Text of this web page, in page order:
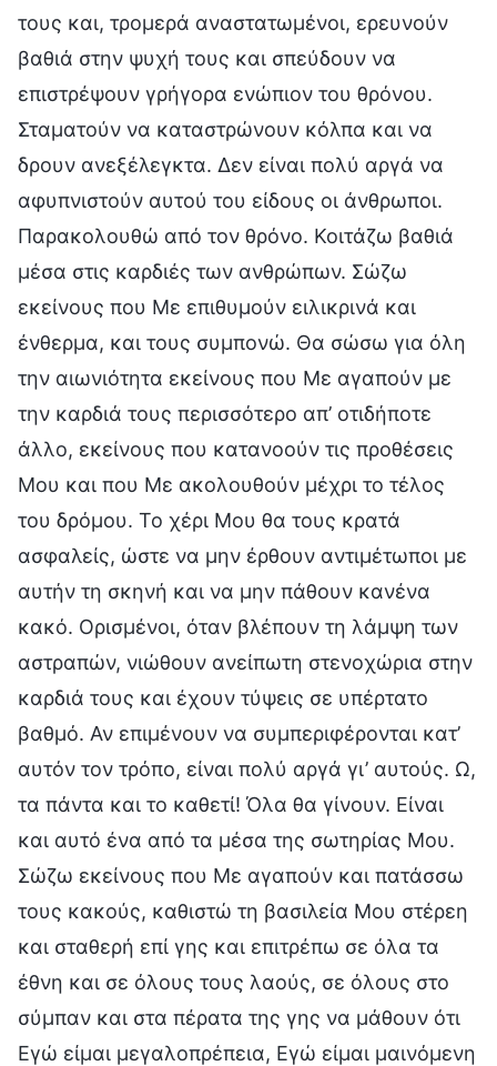
τους και, τρομερά αναστατωμένοι, ερευνούν
βαθιά στην ψυχή τους και σπεύδουν να
επιστρέψουν γρήγορα ενώπιον του θρόνου.
Σταματούν να καταστρώνουν κόλπα και να
δρουν ανεξέλεγκτα. Δεν είναι πολύ αργά να
αφυπνιστούν αυτού του είδους οι άνθρωποι.
Παρακολουθώ από τον θρόνο. Κοιτάζω βαθιά
μέσα στις καρδιές των ανθρώπων. Σώζω
εκείνους που Με επιθυμούν ειλικρινά και
ένθερμα, και τους συμπονώ. Θα σώσω για όλη
την αιωνιότητα εκείνους που Με αγαπούν με
την καρδιά τους περισσότερο απ’ οτιδήποτε
άλλο, εκείνους που κατανοούν τις προθέσεις
Μου και που Με ακολουθούν μέχρι το τέλος
του δρόμου. Το χέρι Μου θα τους κρατά
ασφαλείς, ώστε να μην έρθουν αντιμέτωποι με
αυτήν τη σκηνή και να μην πάθουν κανένα
κακό. Ορισμένοι, όταν βλέπουν τη λάμψη των
αστραπών, νιώθουν ανείπωτη στενοχώρια στην
καρδιά τους και έχουν τύψεις σε υπέρτατο
βαθμό. Αν επιμένουν να συμπεριφέρονται κατ’
αυτόν τον τρόπο, είναι πολύ αργά γι’ αυτούς. Ω,
τα πάντα και το καθετί! Όλα θα γίνουν. Είναι
και αυτό ένα από τα μέσα της σωτηρίας Μου.
Σώζω εκείνους που Με αγαπούν και πατάσσω
τους κακούς, καθιστώ τη βασιλεία Μου στέρεη
και σταθερή επί γης και επιτρέπω σε όλα τα
έθνη και σε όλους τους λαούς, σε όλους στο
σύμπαν και στα πέρατα της γης να μάθουν ότι
Εγώ είμαι μεγαλοπρέπεια, Εγώ είμαι μαινόμενη